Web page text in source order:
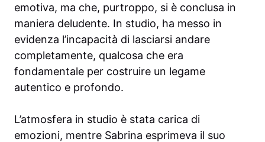
emotiva, ma che, purtroppo, si è conclusa in
maniera deludente. In studio, ha messo in
evidenza l’incapacità di lasciarsi andare
completamente, qualcosa che era
fondamentale per costruire un legame
autentico e profondo.
L’atmosfera in studio è stata carica di
emozioni, mentre Sabrina esprimeva il suo